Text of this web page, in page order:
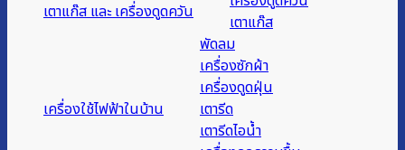
เตาแก๊ส และ เครื่องดูดควัน
เตาแก๊ส
เครื่องใช้ไฟฟ้าในบ้าน
พัดลม
เครื่องซักผ้า
เครื่องดูดฝุ่น
เตารีด
เตารีดไอน้ำ